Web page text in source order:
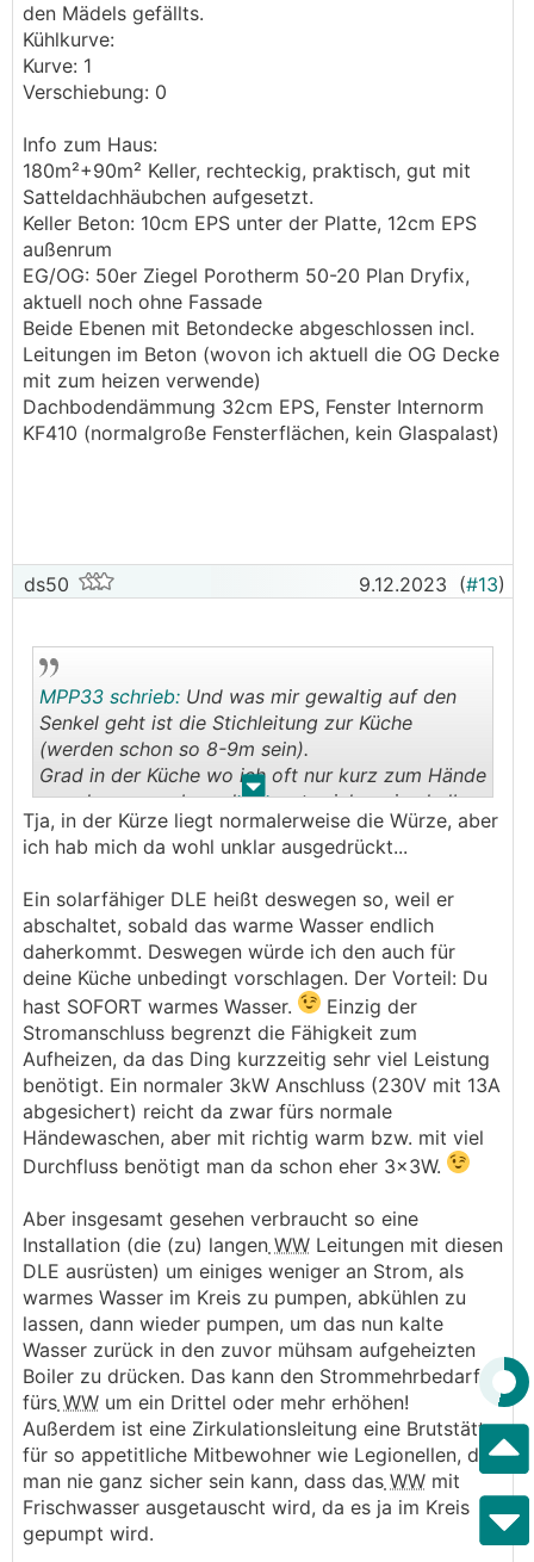
den Mädels gefällts.
Kühlkurve:
Kurve: 1
Verschiebung: 0
Info zum Haus:
180m²+90m² Keller, rechteckig, praktisch, gut mit
Satteldachhäubchen aufgesetzt.
Keller Beton: 10cm EPS unter der Platte, 12cm EPS
außenrum
EG/OG: 50er Ziegel Porotherm 50-20 Plan Dryfix,
aktuell noch ohne Fassade
Beide Ebenen mit Betondecke abgeschlossen incl.
Leitungen im Beton (wovon ich aktuell die OG Decke
mit zum heizen verwende)
Dachbodendämmung 32cm EPS, Fenster Internorm
KF410 (normalgroße Fensterflächen, kein Glaspalast)
ds50 9.12.2023 (#13)
. .
MPP33 schrieb: Und was mir gewaltig auf den
Senkel geht ist die Stichleitung zur Küche
(werden schon so 8-9m sein).
Grad in der Küche wo ich oft nur kurz zum Hände
waschen warm brauch dauerts sicher eine halbe
Minute bis es warm wird (Armatur mit wenig
Durchfluss).
Warmwasser und dreh wieder ab.
Tja, in der Kürze liegt normalerweise die Würze, aber
ich hab mich da wohl unklar ausgedrückt...
Ein solarfähiger DLE heißt deswegen so, weil er
abschaltet, sobald das warme Wasser endlich
daherkommt. Deswegen würde ich den auch für
deine Küche unbedingt vorschlagen. Der Vorteil: Du
hast SOFORT warmes Wasser.
Einzig der
Stromanschluss begrenzt die Fähigkeit zum
Aufheizen, da das Ding kurzzeitig sehr viel Leistung
benötigt. Ein normaler 3kW Anschluss (230V mit 13A
abgesichert) reicht da zwar fürs normale
Händewaschen, aber mit richtig warm bzw. mit viel
Durchfluss benötigt man da schon eher 3x3W.
Aber insgesamt gesehen verbraucht so eine
Installation (die (zu) langen WW Leitungen mit diesen
DLE ausrüsten) um einiges weniger an Strom, als
warmes Wasser im Kreis zu pumpen, abkühlen zu
lassen, dann wieder pumpen, um das nun kalte
Wasser zurück in den zuvor mühsam aufgeheizten
Boiler zu drücken. Das kann den Strommehrbedarf
fürs WW um ein Drittel oder mehr erhöhen!
Außerdem ist eine Zirkulationsleitung eine Brutstätte
für so appetitliche Mitbewohner wie Legionellen, da
man nie ganz sicher sein kann, dass das WW mit
Frischwasser ausgetauscht wird, da es ja im Kreis
gepumpt wird.